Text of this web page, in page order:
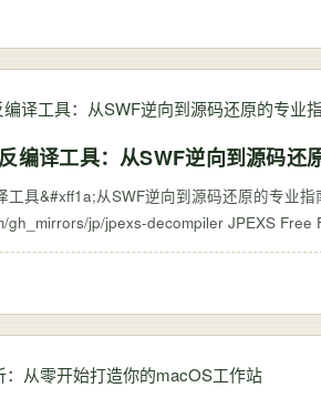
编译工具：从SWF逆向到源码还
具&#xff1a;从SWF逆向到源码还原的专业指南
https://gitcode.com/